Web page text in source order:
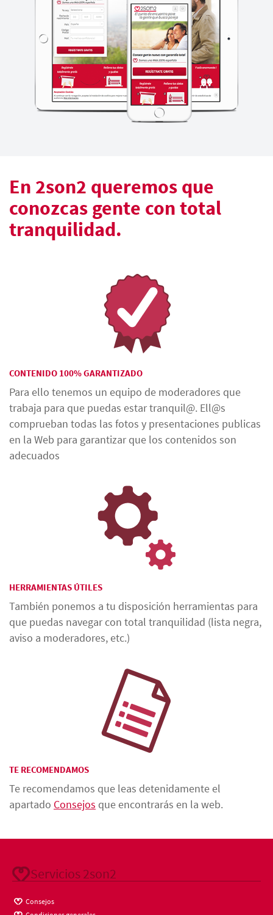
En 2son2 queremos que
conozcas gente con total
tranquilidad.
CONTENIDO 100% GARANTIZADO
Para ello tenemos un equipo de moderadores que
trabaja para que puedas estar tranquil@. Ell@s
comprueban todas las fotos y presentaciones publicas
en la Web para garantizar que los contenidos son
adecuados
HERRAMIENTAS ÚTILES
También ponemos a tu disposición herramientas para
que puedas navegar con total tranquilidad (lista negra,
aviso a moderadores, etc.)
TE RECOMENDAMOS
Te recomendamos que leas detenidamente el
apartado Consejos que encontrarás en la web.
Servicios 2son2
Consejos